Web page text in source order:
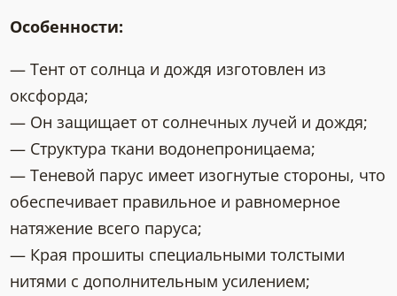
Особенности:
— Тент от солнца и дождя изготовлен из
оксфорда;
— Он защищает от солнечных лучей и дождя;
— Структура ткани водонепроницаема;
— Теневой парус имеет изогнутые стороны, что
обеспечивает правильное и равномерное
натяжение всего паруса;
— Края прошиты специальными толстыми
нитями с дополнительным усилением;